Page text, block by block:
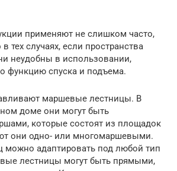
применяют не слишком часто,
тех случаях, если пространства
неудобны в использовании,
функцию спуска и подъема.
маршевые лестницы. В
доме они могут быть
которые состоят из площадок
они одно- или многомаршевыми.
можно адаптировать под любой тип
лестницы могут быть прямыми,